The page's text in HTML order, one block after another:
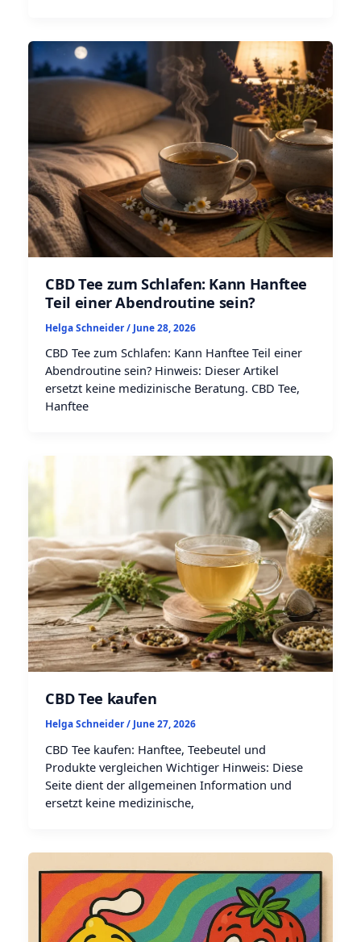
CBD Tee zum Schlafen: Kann Hanftee
Teil einer Abendroutine sein?
Helga Schneider/ June 28, 2026
CBD Tee zum Schlafen: Kann Hanftee Teil einer
Abendroutine sein? Hinweis: Dieser Artikel
ersetzt keine medizinische Beratung. CBD Tee,
Hanftee
CBD Tee kaufen
Helga Schneider/ June 27, 2026
CBD Tee kaufen: Hanftee, Teebeutel und
Produkte vergleichen Wichtiger Hinweis: Diese
Seite dient der allgemeinen Information und
ersetzt keine medizinische,